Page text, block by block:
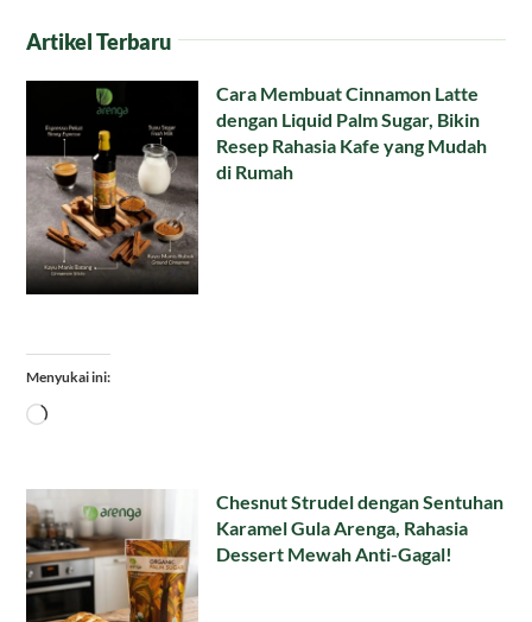
Artikel Terbaru
Cara Membuat Cinnamon Latte
dengan Liquid Palm Sugar, Bikin
Resep Rahasia Kafe yang Mudah
di Rumah
Menyukai ini:
Memuat...
Chesnut Strudel dengan Sentuhan
Karamel Gula Arenga, Rahasia
Dessert Mewah Anti-Gagal!